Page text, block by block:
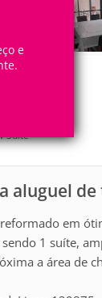
e
Suíte
aluguel
em
1 suíte,
a área de